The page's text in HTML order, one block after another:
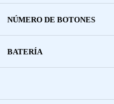
NÚMERO DE BOTONES
BATERÍA